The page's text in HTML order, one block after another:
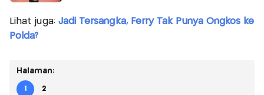
Lihat juga: Jadi Tersangka, Ferry Tak Punya Ongkos ke
Polda?
Halaman:
1 2